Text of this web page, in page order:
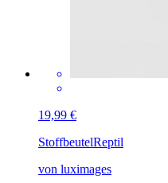
19,99 €
StoffbeutelReptil
von luximages